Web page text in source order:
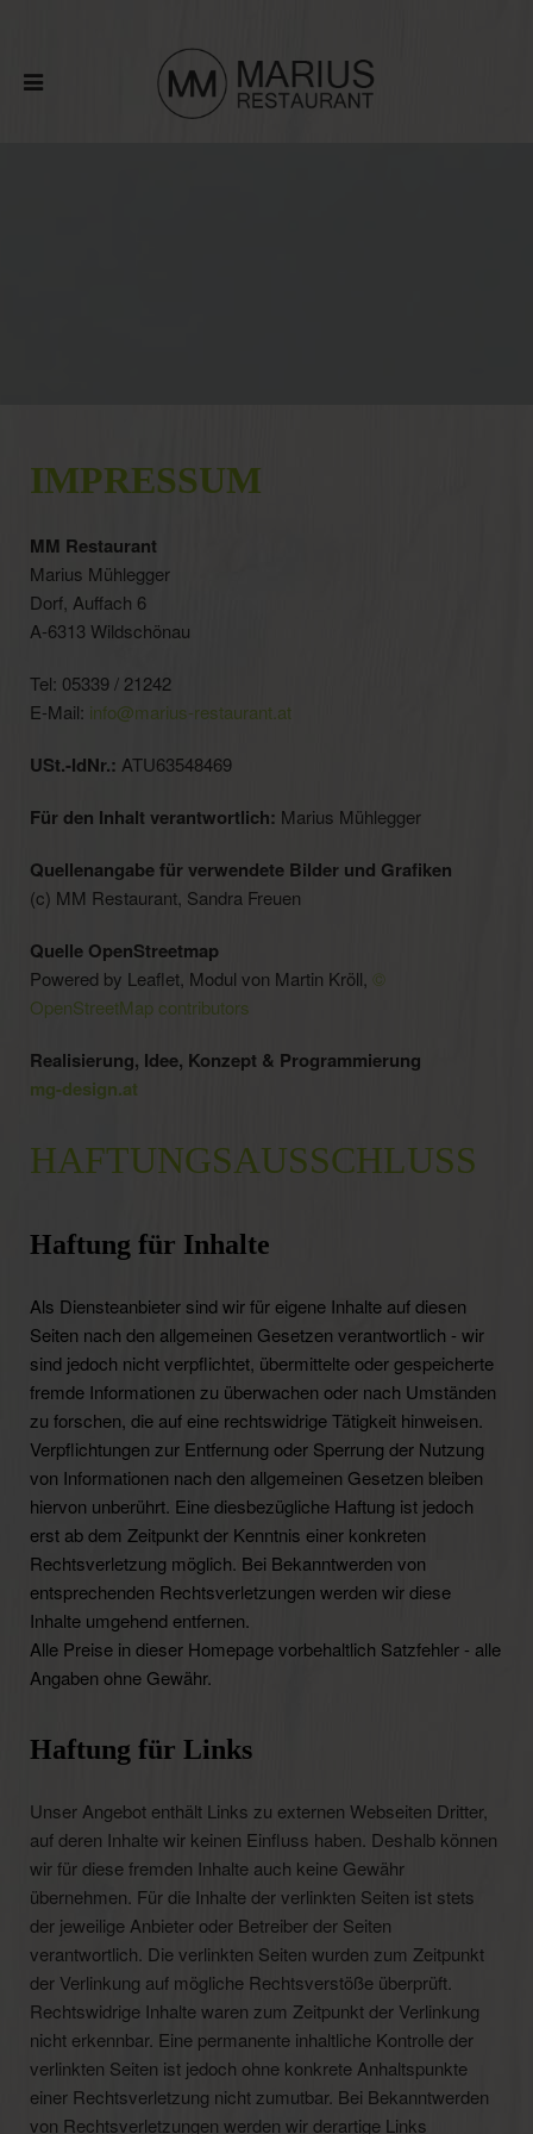
IMPRESSUM
MM Restaurant
Marius Mühlegger
Dorf, Auffach 6
A-6313 Wildschönau
Tel: 05339 / 21242
E-Mail: info@marius-restaurant.at
USt.-IdNr.: ATU63548469
Für den Inhalt verantwortlich: Marius Mühlegger
Quellenangabe für verwendete Bilder und Grafiken
(c) MM Restaurant, Sandra Freuen
Quelle OpenStreetmap
Powered by Leaflet, Modul von Martin Kröll, ©
OpenStreetMap contributors
Realisierung, Idee, Konzept & Programmierung
mg-design.at
HAFTUNGSAUSSCHLUSS
Haftung für Inhalte
Als Diensteanbieter sind wir für eigene Inhalte auf diesen
Seiten nach den allgemeinen Gesetzen verantwortlich - wir
sind jedoch nicht verpflichtet, übermittelte oder gespeicherte
fremde Informationen zu überwachen oder nach Umständen
zu forschen, die auf eine rechtswidrige Tätigkeit hinweisen.
Verpflichtungen zur Entfernung oder Sperrung der Nutzung
von Informationen nach den allgemeinen Gesetzen bleiben
hiervon unberührt. Eine diesbezügliche Haftung ist jedoch
erst ab dem Zeitpunkt der Kenntnis einer konkreten
Rechtsverletzung möglich. Bei Bekanntwerden von
entsprechenden Rechtsverletzungen werden wir diese
Inhalte umgehend entfernen.
Alle Preise in dieser Homepage vorbehaltlich Satzfehler - alle
Angaben ohne Gewähr.
Haftung für Links
Unser Angebot enthält Links zu externen Webseiten Dritter,
auf deren Inhalte wir keinen Einfluss haben. Deshalb können
wir für diese fremden Inhalte auch keine Gewähr
übernehmen. Für die Inhalte der verlinkten Seiten ist stets
der jeweilige Anbieter oder Betreiber der Seiten
verantwortlich. Die verlinkten Seiten wurden zum Zeitpunkt
der Verlinkung auf mögliche Rechtsverstöße überprüft.
Rechtswidrige Inhalte waren zum Zeitpunkt der Verlinkung
nicht erkennbar. Eine permanente inhaltliche Kontrolle der
verlinkten Seiten ist jedoch ohne konkrete Anhaltspunkte
einer Rechtsverletzung nicht zumutbar. Bei Bekanntwerden
von Rechtsverletzungen werden wir derartige Links